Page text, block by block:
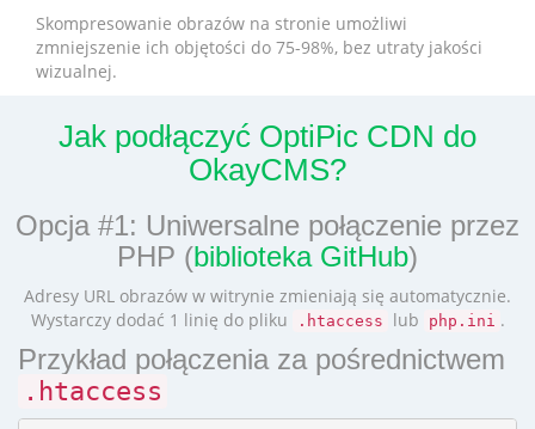
Skompresowanie obrazów na stronie umożliwi
zmniejszenie ich objętości do 75-98%, bez utraty jakości
wizualnej.
Jak podłączyć OptiPic CDN do
OkayCMS?
Opcja #1: Uniwersalne połączenie przez
PHP (biblioteka GitHub)
Adresy URL obrazów w witrynie zmieniają się automatycznie.
Wystarczy dodać 1 linię do pliku
.htaccess lub php.ini .
Przykład połączenia za pośrednictwem
.htaccess